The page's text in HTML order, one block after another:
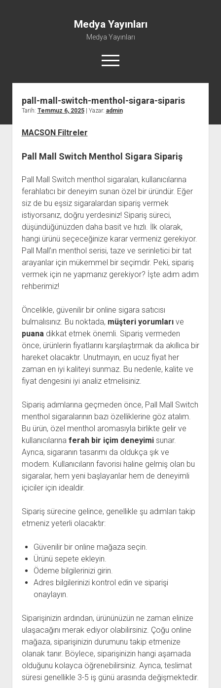
Medya Yayınları
Medya Yayınları
menüyü
aç
Instagram Beğeni Al
Şifresiz Spotify Takipçi Yükseltme
pall-mall-switch-menthol-sigara-siparis
Tarih: Temmuz 6, 2025| Yazar: admin
MACSON Filtreler
Pall Mall Switch Menthol Sigara Sipariş
Pall Mall Switch menthol sigaraları, kullanıcılarına
ferahlatıcı bir deneyim sunan özel bir üründür. Eğer
siz de bu eşsiz sigaralardan sipariş vermek
istiyorsanız, doğru yerdesiniz! Sipariş süreci,
düşündüğünüzden daha basit ve hızlı. İlk olarak,
hangi ürünü seçeceğinize karar vermeniz gerekiyor.
Pall Mall’ın menthol serisi, taze ve serinletici bir tat
arayanlar için mükemmel bir seçimdir. Peki, sipariş
vermek için ne yapmanız gerekiyor? İşte adım adım
rehberimiz!
Öncelikle, güvenilir bir online sigara satıcısı
bulmalısınız. Bu noktada, müşteri yorumlarıve
puanadikkat etmek önemli. Sipariş vermeden
önce, ürünlerin fiyatlarını karşılaştırmak da akıllıca bir
hareket olacaktır. Unutmayın, en ucuz fiyat her
zaman en iyi kaliteyi sunmaz. Bu nedenle, kalite ve
fiyat dengesini iyi analiz etmelisiniz.
Sipariş adımlarına geçmeden önce, Pall Mall Switch
menthol sigaralarının bazı özelliklerine göz atalım.
Bu ürün, özel menthol aromasıyla birlikte gelir ve
kullanıcılarına ferah bir içim deneyimisunar.
Ayrıca, sigaranın tasarımı da oldukça şık ve
modern. Kullanıcıların favorisi haline gelmiş olan bu
sigaralar, hem yeni başlayanlar hem de deneyimli
içiciler için idealdir.
Sipariş sürecine gelince, genellikle şu adımları takip
etmeniz yeterli olacaktır:
Güvenilir bir online mağaza seçin.
Ürünü sepete ekleyin.
Ödeme bilgilerinizi girin.
Adres bilgilerinizi kontrol edin ve siparişi
onaylayın.
Siparişinizin ardından, ürününüzün ne zaman elinize
ulaşacağını merak ediyor olabilirsiniz. Çoğu online
mağaza, siparişinizin durumunu takip etmenize
olanak tanır. Böylece, siparişinizin hangi aşamada
olduğunu kolayca öğrenebilirsiniz. Ayrıca, teslimat
süresi genellikle 3-5 iş günü arasında değişmektedir.